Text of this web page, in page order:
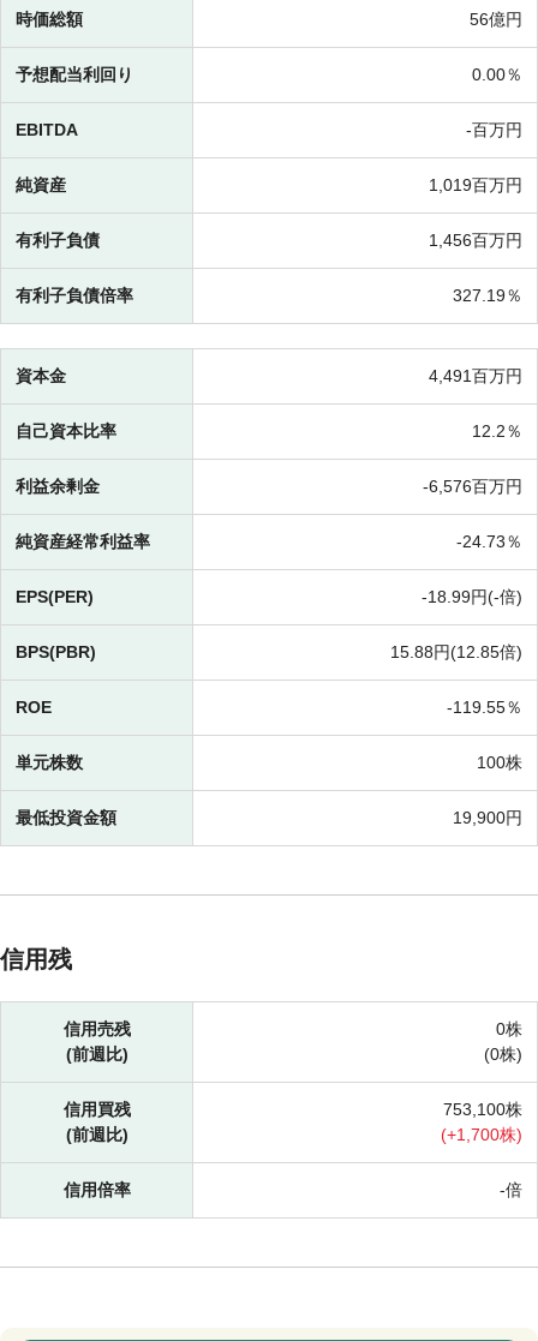
時価総額 56億円
予想配当利回り 0.00％
EBITDA -百万円
純資産 1,019百万円
有利子負債 1,456百万円
有利子負債倍率 327.19％
資本金 4,491百万円
自己資本比率 12.2％
利益余剰金 -6,576百万円
純資産経常利益率 -24.73％
EPS(PER) -18.99円(-倍)
BPS(PBR) 15.88円(12.85倍)
ROE -119.55％
単元株数 100株
最低投資金額 19,900円
信用残
信用売残
(前週比)
0株
(0株)
信用買残
(前週比)
753,100株
(+1,700株)
信用倍率 -倍